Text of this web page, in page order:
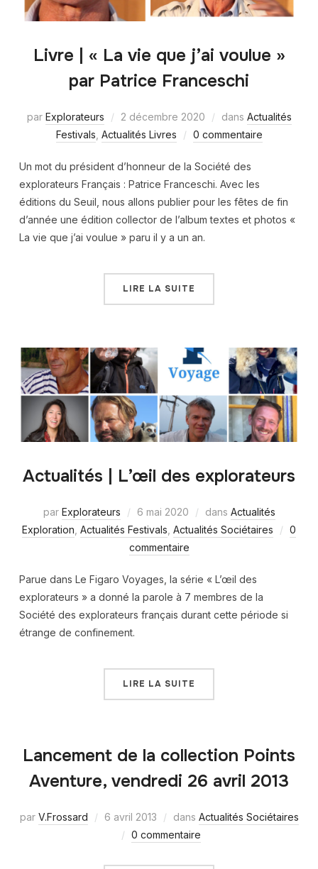
Livre | « La vie que j’ai voulue »
par Patrice Franceschi
par Explorateurs 2 décembre 2020 dans Actualités
Festivals Actualités Livres 0 commentaire
Un mot du président d’honneur de la Société des
explorateurs Français : Patrice Franceschi. Avec les
éditions du Seuil, nous allons publier pour les fêtes de fin
d’année une édition collector de l’album textes et photos «
La vie que j’ai voulue » paru il y a un an.
LIRE LA SUITE
Actualités | L’œil des explorateurs
par Explorateurs 6 mai 2020 dans Actualités
Exploration Actualités Festivals Actualités Sociétaires
0
commentaire
Parue dans Le Figaro Voyages, la série « L’œil des
explorateurs » a donné la parole à 7 membres de la
Société des explorateurs français durant cette période si
étrange de confinement.
LIRE LA SUITE
Lancement de la collection Points
Aventure, vendredi 26 avril 2013
par V.Frossard 6 avril 2013 dans Actualités Sociétaires
0 commentaire